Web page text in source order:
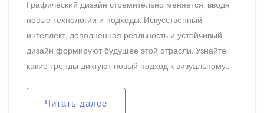
Графический дизайн стремительно меняется, вводя
новые технологии и подходы. Искусственный
интеллект, дополненная реальность и устойчивый
дизайн формируют будущее этой отрасли. Узнайте,
какие тренды диктуют новый подход к визуальному
Читать далее